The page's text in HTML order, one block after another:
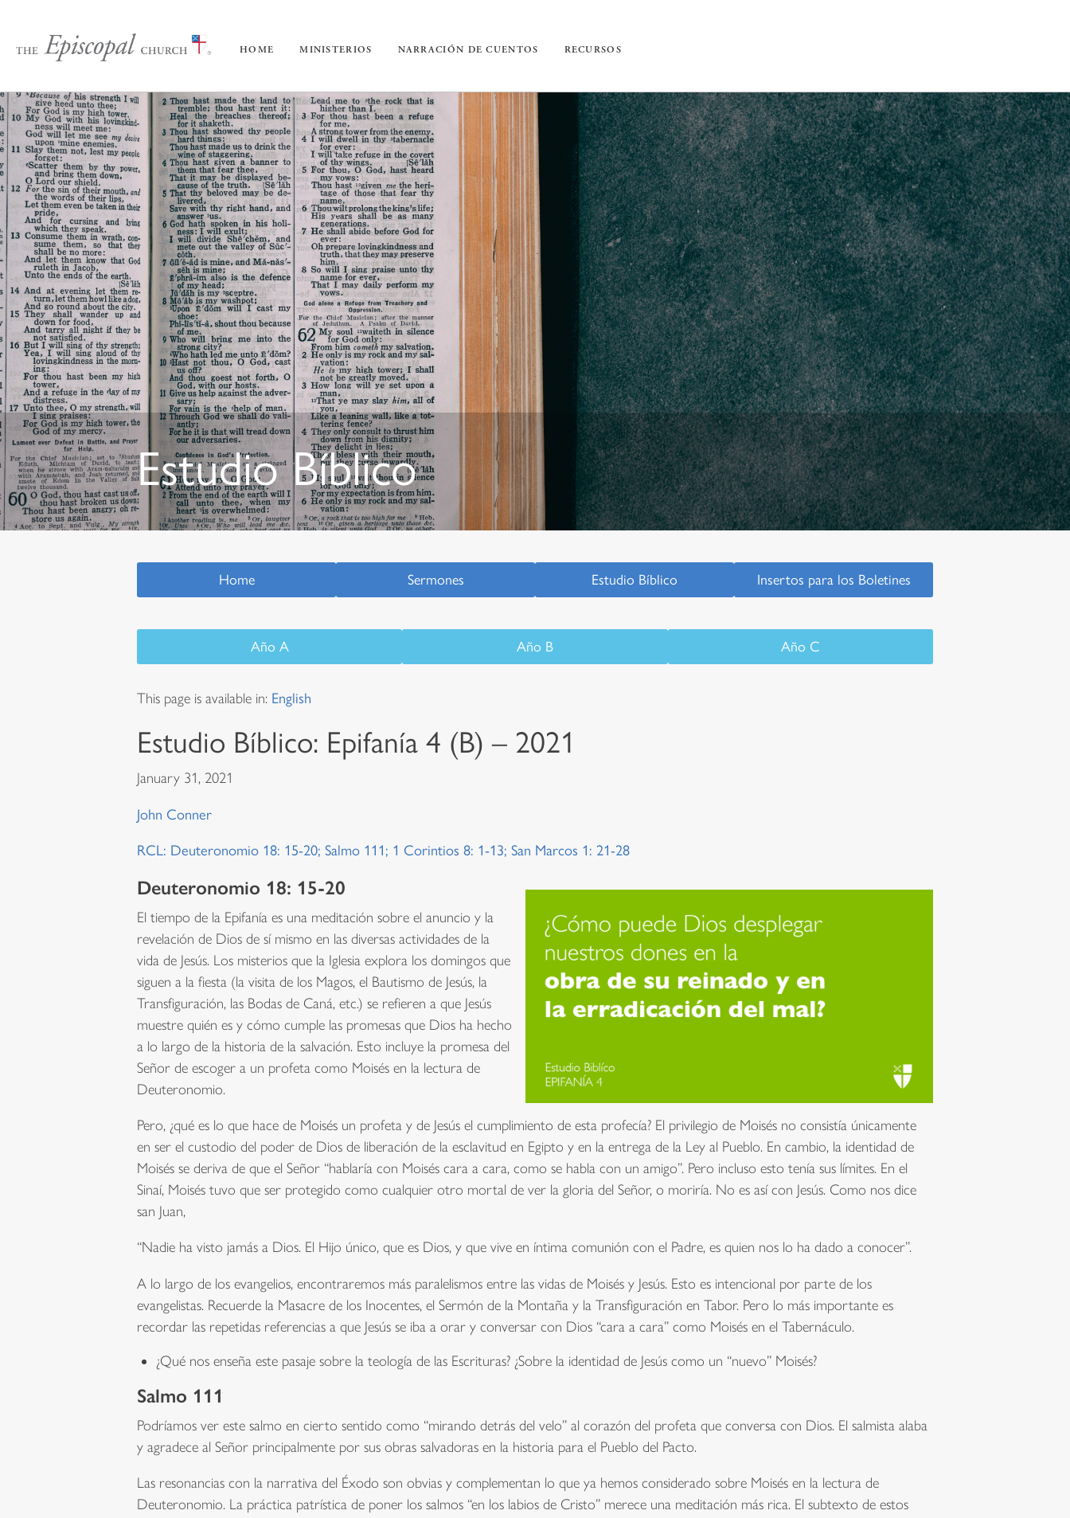
HOME MINISTERIOS NARRACIÓN DE CUENTOS RECURSOS
Estudio Bíblico
Home Sermones Estudio Bíblico Insertos para los Boletines
Año A Año B Año C
This page is available in: English
Estudio Bíblico: Epifanía 4 (B) – 2021
January 31, 2021
John Conner
RCL: Deuteronomio 18: 15-20; Salmo 111; 1 Corintios 8: 1-13; San Marcos 1: 21-28
Deuteronomio 18: 15-20
El tiempo de la Epifanía es una meditación sobre el anuncio y la
revelación de Dios de sí mismo en las diversas actividades de la
vida de Jesús. Los misterios que la Iglesia explora los domingos que
siguen a la fiesta (la visita de los Magos, el Bautismo de Jesús, la
Transfiguración, las Bodas de Caná, etc.) se refieren a que Jesús
muestre quién es y cómo cumple las promesas que Dios ha hecho
a lo largo de la historia de la salvación. Esto incluye la promesa del
Señor de escoger a un profeta como Moisés en la lectura de
Deuteronomio.
Pero, ¿qué es lo que hace de Moisés un profeta y de Jesús el cumplimiento de esta profecía? El privilegio de Moisés no consistía únicamente
en ser el custodio del poder de Dios de liberación de la esclavitud en Egipto y en la entrega de la Ley al Pueblo. En cambio, la identidad de
Moisés se deriva de que el Señor “hablaría con Moisés cara a cara, como se habla con un amigo”. Pero incluso esto tenía sus límites. En el
Sinaí, Moisés tuvo que ser protegido como cualquier otro mortal de ver la gloria del Señor, o moriría. No es así con Jesús. Como nos dice
san Juan,
“Nadie ha visto jamás a Dios. El Hijo único, que es Dios, y que vive en íntima comunión con el Padre, es quien nos lo ha dado a conocer”.
A lo largo de los evangelios, encontraremos más paralelismos entre las vidas de Moisés y Jesús. Esto es intencional por parte de los
evangelistas. Recuerde la Masacre de los Inocentes, el Sermón de la Montaña y la Transfiguración en Tabor. Pero lo más importante es
recordar las repetidas referencias a que Jesús se iba a orar y conversar con Dios “cara a cara” como Moisés en el Tabernáculo.
¿Qué nos enseña este pasaje sobre la teología de las Escrituras? ¿Sobre la identidad de Jesús como un “nuevo” Moisés?
Salmo 111
Podríamos ver este salmo en cierto sentido como “mirando detrás del velo” al corazón del profeta que conversa con Dios. El salmista alaba
y agradece al Señor principalmente por sus obras salvadoras en la historia para el Pueblo del Pacto.
Las resonancias con la narrativa del Éxodo son obvias y complementan lo que ya hemos considerado sobre Moisés en la lectura de
Deuteronomio. La práctica patrística de poner los salmos “en los labios de Cristo” merece una meditación más rica. El subtexto de estos